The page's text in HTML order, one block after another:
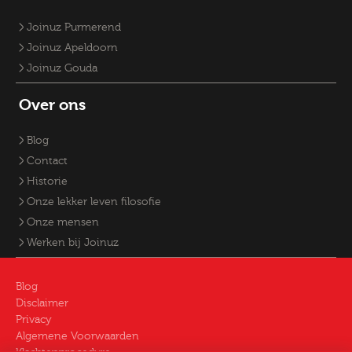
Joinuz Purmerend
Joinuz Apeldoorn
Joinuz Gouda
Over ons
Blog
Contact
Historie
Onze lekker leven filosofie
Onze mensen
Werken bij Joinuz
Blog
Disclaimer
Privacy
Algemene Voorwaarden